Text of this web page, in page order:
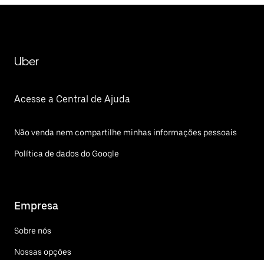
Uber
Acesse a Central de Ajuda
Não venda nem compartilhe minhas informações pessoais
Política de dados do Google
Empresa
Sobre nós
Nossas opções